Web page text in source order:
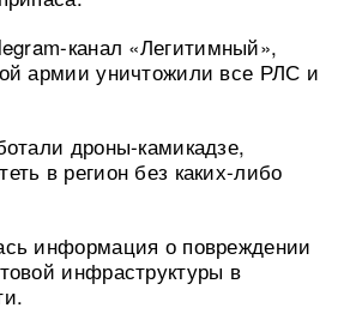
канал «Легитимный»,
армии уничтожили все РЛС и
дроны-камикадзе,
в регион без каких-либо
информация о повреждении
инфраструктуры в